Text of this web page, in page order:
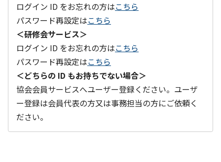
ログイン ID をお忘れの方はこちら
パスワード再設定はこちら
＜研修会サービス＞
ログイン ID をお忘れの方はこちら
パスワード再設定はこちら
＜どちらの ID もお持ちでない場合＞
協会会員サービスへユーザー登録ください。ユーザ
ー登録は会員代表の方又は事務担当の方にご依頼く
ださい。